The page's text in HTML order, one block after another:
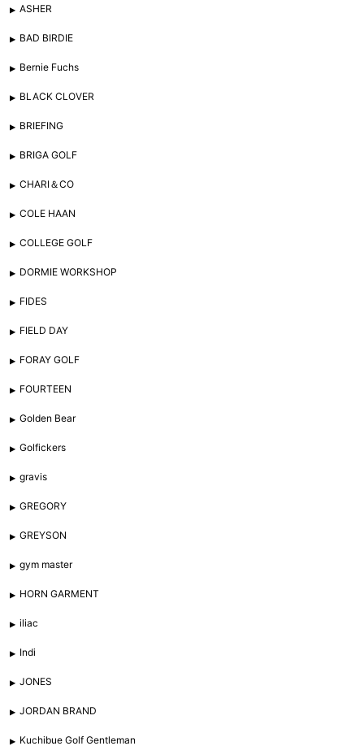
ASHER
BAD BIRDIE
Bernie Fuchs
BLACK CLOVER
BRIEFING
BRIGA GOLF
CHARI＆CO
COLE HAAN
COLLEGE GOLF
DORMIE WORKSHOP
FIDES
FIELD DAY
FORAY GOLF
FOURTEEN
Golden Bear
Golfickers
gravis
GREGORY
GREYSON
gym master
HORN GARMENT
iliac
Indi
JONES
JORDAN BRAND
Kuchibue Golf Gentleman